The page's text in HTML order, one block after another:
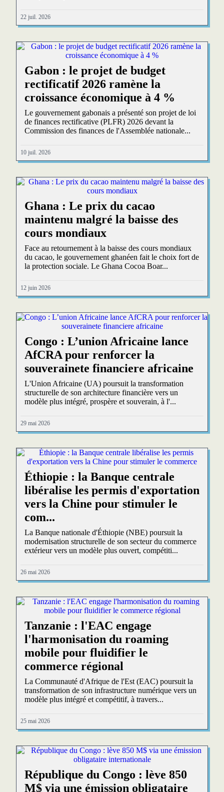
22 juil. 2026
Gabon : le projet de budget
rectificatif 2026 ramène la
croissance économique à 4 %
Le gouvernement gabonais a présenté son projet de loi
de finances rectificative (PLFR) 2026 devant la
Commission des finances de l'Assemblée nationale...
10 juil. 2026
Ghana : Le prix du cacao
maintenu malgré la baisse des
cours mondiaux
Face au retournement à la baisse des cours mondiaux
du cacao, le gouvernement ghanéen fait le choix fort de
la protection sociale. Le Ghana Cocoa Boar...
12 juin 2026
Congo : L’union Africaine lance
AfCRA pour renforcer la
souverainete financiere africaine
L'Union Africaine (UA) poursuit la transformation
structurelle de son architecture financière vers un
modèle plus intégré, prospère et souverain, à l'...
29 mai 2026
Éthiopie : la Banque centrale
libéralise les permis d'exportation
vers la Chine pour stimuler le
com...
La Banque nationale d'Éthiopie (NBE) poursuit la
modernisation structurelle de son secteur du commerce
extérieur vers un modèle plus ouvert, compétiti...
26 mai 2026
Tanzanie : l'EAC engage
l'harmonisation du roaming
mobile pour fluidifier le
commerce régional
La Communauté d'Afrique de l'Est (EAC) poursuit la
transformation de son infrastructure numérique vers un
modèle plus intégré et compétitif, à travers...
25 mai 2026
République du Congo : lève 850
M$ via une émission obligataire